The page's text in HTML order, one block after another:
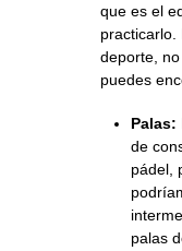
que es el
practicarlo.
deporte,
puedes
Palas:
de
pádel,
palas